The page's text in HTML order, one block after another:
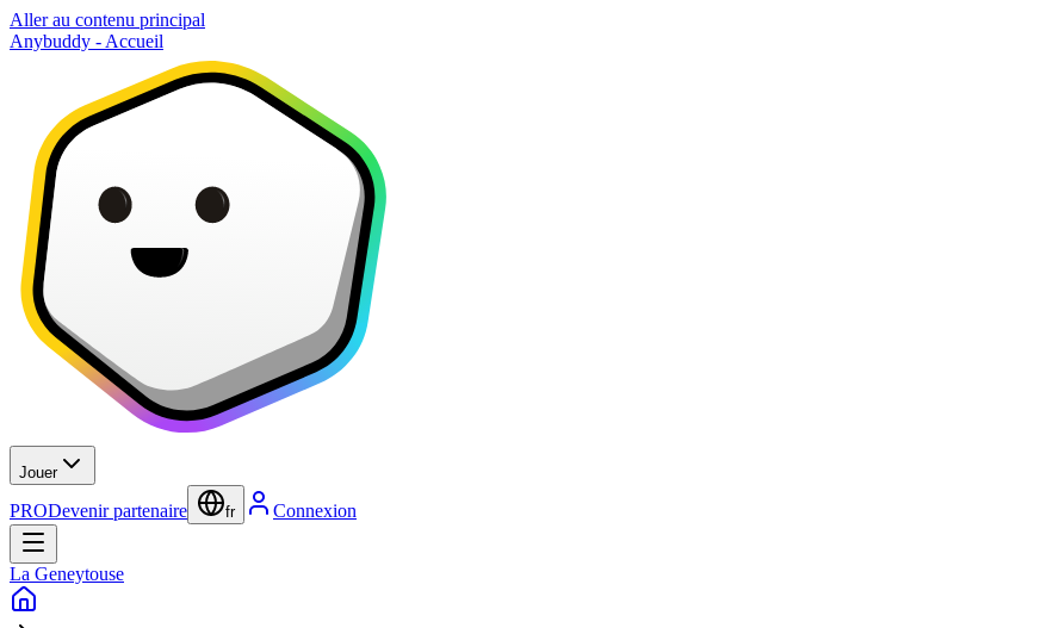
Aller au contenu principal
Anybuddy - Accueil
Jouer
PRODevenir partenaire fr Connexion
La Geneytouse